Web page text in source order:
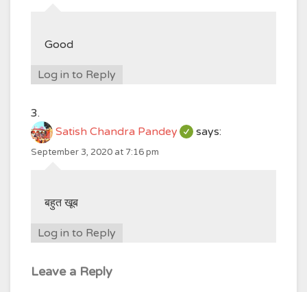
Good
Log in to Reply
Satish Chandra Pandey says:
September 3, 2020 at 7:16 pm
बहुत खूब
Log in to Reply
Leave a Reply